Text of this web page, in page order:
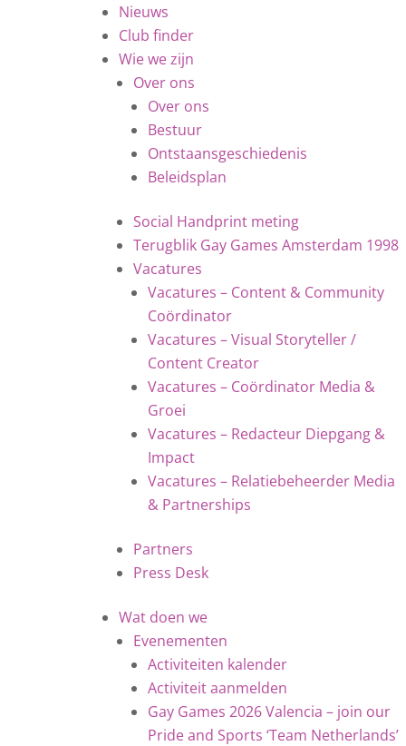
Nieuws
Club finder
Wie we zijn
Over ons
Over ons
Bestuur
Ontstaansgeschiedenis
Beleidsplan
Social Handprint meting
Terugblik Gay Games Amsterdam 1998
Vacatures
Vacatures – Content & Community
Coördinator
Vacatures – Visual Storyteller /
Content Creator
Vacatures – Coördinator Media &
Groei
Vacatures – Redacteur Diepgang &
Impact
Vacatures – Relatiebeheerder Media
& Partnerships
Partners
Press Desk
Wat doen we
Evenementen
Activiteiten kalender
Activiteit aanmelden
Gay Games 2026 Valencia – join our
Pride and Sports ‘Team Netherlands’